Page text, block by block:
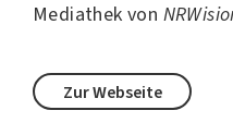
Mediathek von
Zur Webseite